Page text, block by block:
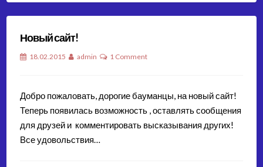
Новый сайт!
18.02.2015 admin 1 Comment
Добро пожаловать, дорогие бауманцы, на новый сайт!
Теперь появилась возможность , оставлять сообщения
для друзей и комментировать высказывания других!
Все удовольствия…